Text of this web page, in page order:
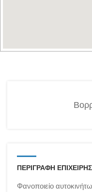
ΠΕΡΙΓΡΑΦΗ
Φανοποιείο